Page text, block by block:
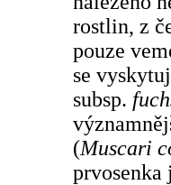
rostlin, z
pouze
se
subsp.
(Muscari
prvosenka